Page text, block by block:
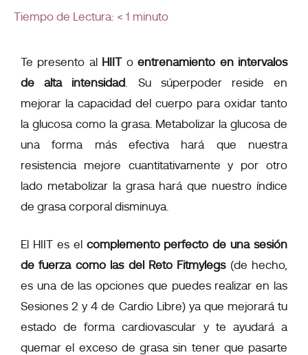
Tiempo de Lectura: < 1 minuto
Te presento al HIIToentrenamiento en intervalos
de alta intensidad . Su súperpoder reside en
mejorar la capacidad del cuerpo para oxidar tanto
la glucosa como la grasa. Metabolizar la glucosa de
una forma más efectiva hará que nuestra
resistencia mejore cuantitativamente y por otro
lado metabolizar la grasa hará que nuestro índice
de grasa corporal disminuya.
El HIIT es el complemento perfecto de una sesión
de fuerza como las del Reto Fitmylegs(de hecho,
es una de las opciones que puedes realizar en las
Sesiones 2 y 4 de Cardio Libre) ya que mejorará tu
estado de forma cardiovascular y te ayudará a
quemar el exceso de grasa sin tener que pasarte